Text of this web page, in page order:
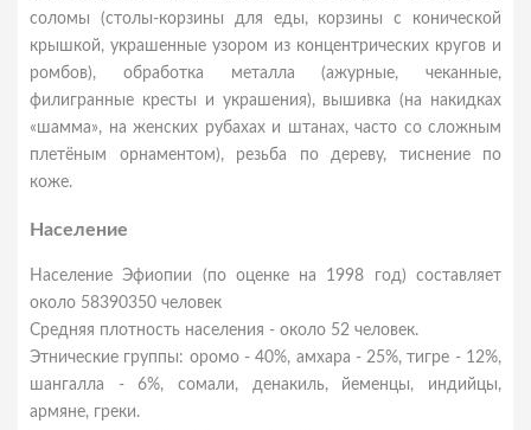
соломы (столы-корзины для еды, корзины с конической
крышкой, украшенные узором из концентрических кругов и
ромбов), обработка металла (ажурные, чеканные,
филигранные кресты и украшения), вышивка (на накидках
«шамма», на женских рубахах и штанах, часто со сложным
плетёным орнаментом), резьба по дереву, тиснение по
коже.
Население
Население Эфиопии (по оценке на 1998 год) составляет
около 58390350 человек
Средняя плотность населения - около 52 человек.
Этнические группы: оромо - 40%, амхара - 25%, тигре - 12%,
шангалла - 6%, сомали, денакиль, йеменцы, индийцы,
армяне, греки.